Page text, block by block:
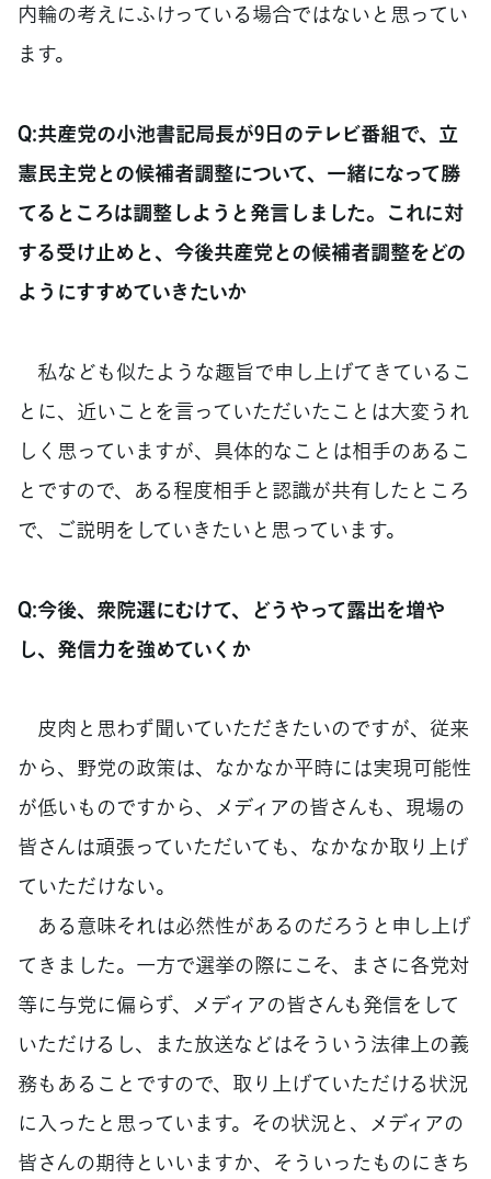
内輪の考えにふけっている場合ではないと思ってい
ます。
Q:共産党の小池書記局長が9日のテレビ番組で、立
憲民主党との候補者調整について、一緒になって勝
てるところは調整しようと発言しました。これに対
する受け止めと、今後共産党との候補者調整をどの
ようにすすめていきたいか
私なども似たような趣旨で申し上げてきているこ
とに、近いことを言っていただいたことは大変うれ
しく思っていますが、具体的なことは相手のあるこ
とですので、ある程度相手と認識が共有したところ
で、ご説明をしていきたいと思っています。
Q:今後、衆院選にむけて、どうやって露出を増や
し、発信力を強めていくか
皮肉と思わず聞いていただきたいのですが、従来
から、野党の政策は、なかなか平時には実現可能性
が低いものですから、メディアの皆さんも、現場の
皆さんは頑張っていただいても、なかなか取り上げ
ていただけない。
ある意味それは必然性があるのだろうと申し上げ
てきました。一方で選挙の際にこそ、まさに各党対
等に与党に偏らず、メディアの皆さんも発信をして
いただけるし、また放送などはそういう法律上の義
務もあることですので、取り上げていただける状況
に入ったと思っています。その状況と、メディアの
皆さんの期待といいますか、そういったものにきち